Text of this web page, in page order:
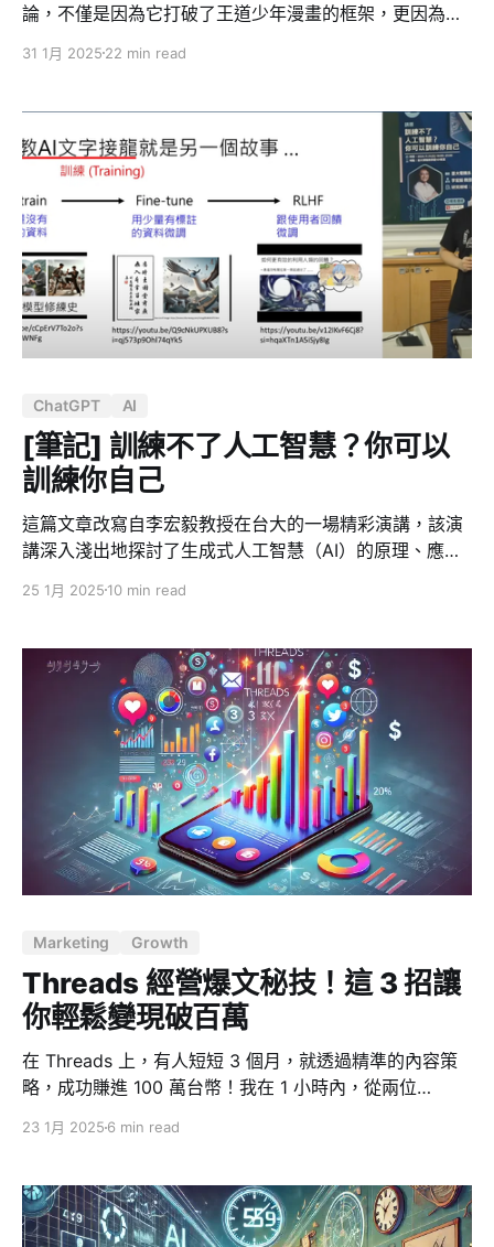
論，不僅是因為它打破了王道少年漫畫的框架，更因為它
娛樂層次、直指現實與哲學思考的神作。 作者諫山創不只
內與牆外」的衝突，揭示了民族主義、輿論操控、意識形
態對立、以及權力如何利用恐懼來形塑歷史。這讓我聯想
到現實世界，如中國與台灣這樣的地緣政治局勢——同文
同種卻因歷史與統治手法而分裂，雙方彼此戒備，而這一
切或許也是執政者為了維持統治正當性所塑造的「敵
人」。 寫下這篇文章，不只是為了分享我的觀後感，而是
想要讓未來的自己可以細細品味這部作品背後埋藏的細節
與議題，並讓沒有看過《進擊的巨人》的人理解它的深
度，讓已經看過的人對它產生新的思考。這部作品探討的
「自由」並不單純，它是掙扎、是選擇、是犧牲，也是無
一場充滿矛盾與悲劇的抗爭。這正是為什麼即使它的結局
引發極大爭議，我仍然認為它是值得被討論、回味，甚至
重讀的一部神作。 我特別推薦第三季第 18 集《白夜》開
始，這一集不僅是全劇敘事的巔峰，
31 1月 2025 22 min read
ChatGPT AI
[筆記] 訓練不了人工智慧？你可以
訓練你自己
這篇文章改寫自李宏毅教授在台大的一場精彩演講，該演
講深入淺出地探討了生成式人工智慧（AI）的原理、應
風格，結合實際操作示範，帶領聽眾們一同揭開了生成式
握未來。 生成式 AI 的原理：文字接龍 李教授首先破除了
大眾對生成式 AI 的迷思，指出其背後運作的核心原理，
並非仰賴龐大的資料庫進行搜尋比對，而是基於「文字接
龍」。以 ChatGPT, Gemini, Claude 等知名模型為例，它
們都是基於大型語言模型（LLM），透過預測下一個字詞
出現的機率，來產生連貫且符合語境的文字。 這個過程如
同玩文字接龍遊戲，模型會根據使用者輸入的提示
（Prompt），推算出下一個最有可能出現的詞彙，然後將
其加入句子中，如此反覆進行，直到產生完整的句子或段
落。而這其中的「機率分佈」是基於模型在海量文本數據
許多任務上展現出驚人的創造力和理解力。 值得注意的
是，模型在每次生成時都會進行隨機的「
25 1月 2025 10 min read
Marketing Growth
Threads 經營爆文秘技！這 3 招讓
你輕鬆變現破百萬
在 Threads 上，有人短短 3 個月，就透過精準的內容策
略，成功賺進 100 萬台幣！我在 1 小時內，從兩位
中，學到了「內容變現」的祕訣，特別整理 3 大翻轉思維
發文的關鍵 1. 別亂留言，選對「流量浪點」才有用 為什
麼不能亂留言？ 在 Threads 上，留言確實能幫助曝光，
23 1月 2025 6 min read